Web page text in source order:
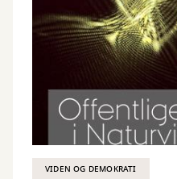
VIDEN OG DEMOKRATI